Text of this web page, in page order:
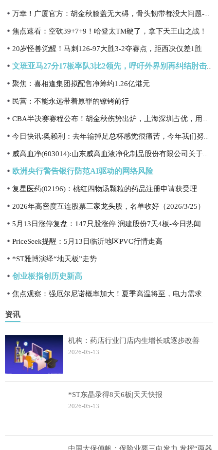
焦点速看：空砍39+7+9！哈登太TM硬了，拿下天王山之战！
20岁怪兽觉醒！马刺126-97大胜3-2夺赛点，距西决仅差1胜
聚焦：喜相逢集团拟配售净筹约1.26亿港元
民营：不能永远带着原罪的镣铐前行
欧洲央行警告银行防范AI驱动的网络风险
复星医药(02196)：桃红四物汤颗粒的药品注册申请获受理
2026年高密度互连股票三家龙头股，名单收好（2026/3/25）
5月13日涨停复盘：147只股涨停 润建股份7天4板-今日热闻
PriceSeek提醒：5月13日临沂地区PVC行情走高
*ST雅博演绎“地天板”走势
创业板指创历史新高
资讯
机构：药店行业门店内生增长或逐步改善
2026-05-13
*ST东晶录得8天6板|天天快报
2026-05-13